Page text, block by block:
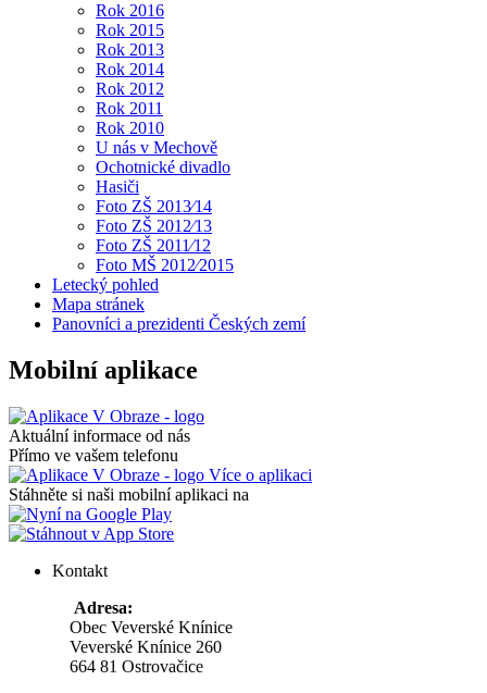
Rok 2016
Rok 2015
Rok 2013
Rok 2014
Rok 2012
Rok 2011
Rok 2010
U nás v Mechově
Ochotnické divadlo
Hasiči
Foto ZŠ 2013⁄14
Foto ZŠ 2012⁄13
Foto ZŠ 2011⁄12
Foto MŠ 2012⁄2015
Letecký pohled
Mapa stránek
Panovníci a prezidenti Českých zemí
Mobilní aplikace
Aktuální informace od nás
Přímo ve vašem telefonu
Více o aplikaci
Stáhněte si naši mobilní aplikaci na
Kontakt
Adresa:
Obec Veverské Knínice
Veverské Knínice 260
664 81 Ostrovačice